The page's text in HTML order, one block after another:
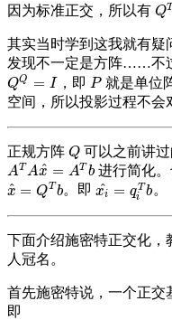
因为标准正交，所以有 Q
QT
其实当时学到这我就有疑
发现不一定是方阵……不
QQ = I
QQ =I ，即 P
P 就是单位
空间，所以投影过程不会
正规方阵 Q
Q 可以之前讲
AT Ax
^ = AT b
AT Ax^ =A Tb 进行简化
x
^ = QT b
x^=QTb 。即xi
^ = qT
i
b
xi^ =q iTb 。
下面介绍施密特正交化，
人冠名。
首先施密特说，一个正交
即